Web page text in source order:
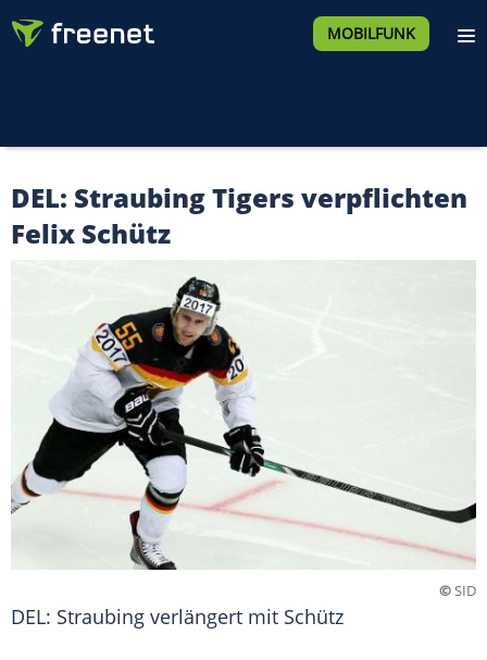
MOBILFUNK
DEL: Straubing Tigers verpflichten
Felix Schütz
©SID
DEL: Straubing verlängert mit Schütz